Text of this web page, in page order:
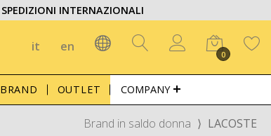
SPEDIZIONI INTERNAZIONALI
it en
0
BRAND OUTLET COMPANY
Brand in saldo donna ⟩ LACOSTE